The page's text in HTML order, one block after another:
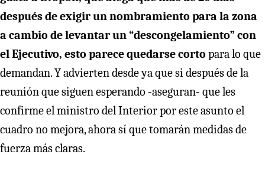
después de exigir un nombramiento para la zona
a cambio de levantar un “descongelamiento” con
el Ejecutivo, esto parece quedarse corto para lo que
demandan. Y advierten desde ya que si después de la
reunión que siguen esperando -aseguran- que les
confirme el ministro del Interior por este asunto el
cuadro no mejora, ahora sí que tomarán medidas de
fuerza más claras.